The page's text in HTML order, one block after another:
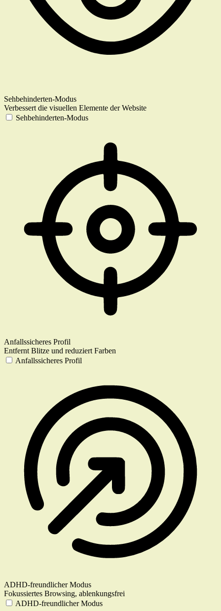
Sehbehinderten-Modus
Verbessert die visuellen Elemente der Website
Sehbehinderten-Modus
Anfallssicheres Profil
Entfernt Blitze und reduziert Farben
Anfallssicheres Profil
ADHD-freundlicher Modus
Fokussiertes Browsing, ablenkungsfrei
ADHD-freundlicher Modus